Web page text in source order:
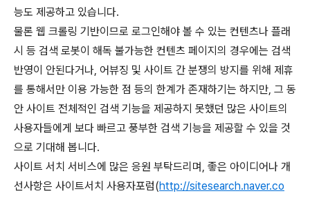
능도 제공하고 있습니다.
물론 웹 크롤링 기반이므로 로그인해야 볼 수 있는 컨텐츠나 플래
시 등 검색 로봇이 해독 불가능한 컨텐츠 페이지의 경우에는 검색
반영이 안된다거나, 어뷰징 및 사이트 간 분쟁의 방지를 위해 제휴
를 통해서만 이용 가능한 점 등의 한계가 존재하기는 하지만, 그 동
안 사이트 전체적인 검색 기능을 제공하지 못했던 많은 사이트의
사용자들에게 보다 빠르고 풍부한 검색 기능을 제공할 수 있을 것
으로 기대해 봅니다.
사이트 서치 서비스에 많은 응원 부탁드리며, 좋은 아이디어나 개
선사항은 사이트서치 사용자포럼(http://sitesearch.naver.co